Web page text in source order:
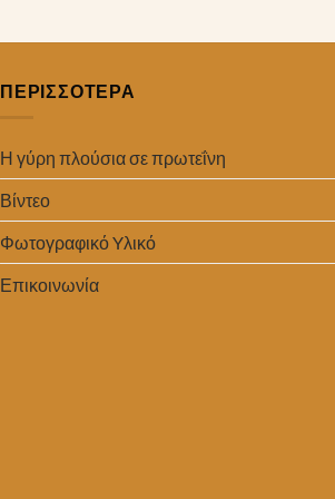
ΠΕΡΙΣΣΟΤΕΡΑ
Η γύρη πλούσια σε πρωτεΐνη
Βίντεο
Φωτογραφικό Yλικό
Επικοινωνία